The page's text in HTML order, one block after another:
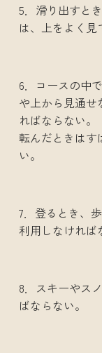
5．滑り出すと
は、上をよく見
6．コースの中
や上から見通
ればならない。
転んだときはす
い。
7．登るとき、
利用しなければ
8．スキーやス
ばならない。